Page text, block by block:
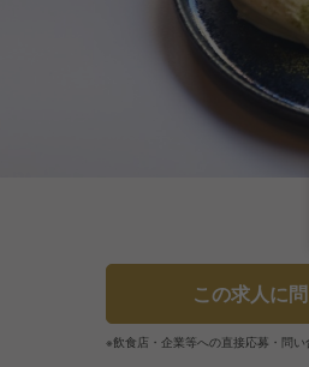
この求人に
※飲食店・企業等への直接応募・問